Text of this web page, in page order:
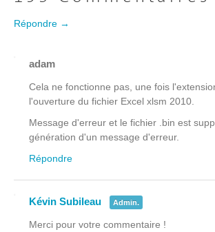
Répondre →
adam
Cela ne fonctionne pas, une fois
l'ouverture du fichier Excel xlsm 2010.
Message d'erreur et le fichier .bin est
génération d'un message d'erreur.
Répondre
Kévin Subileau Admin.
Merci pour votre commentaire !